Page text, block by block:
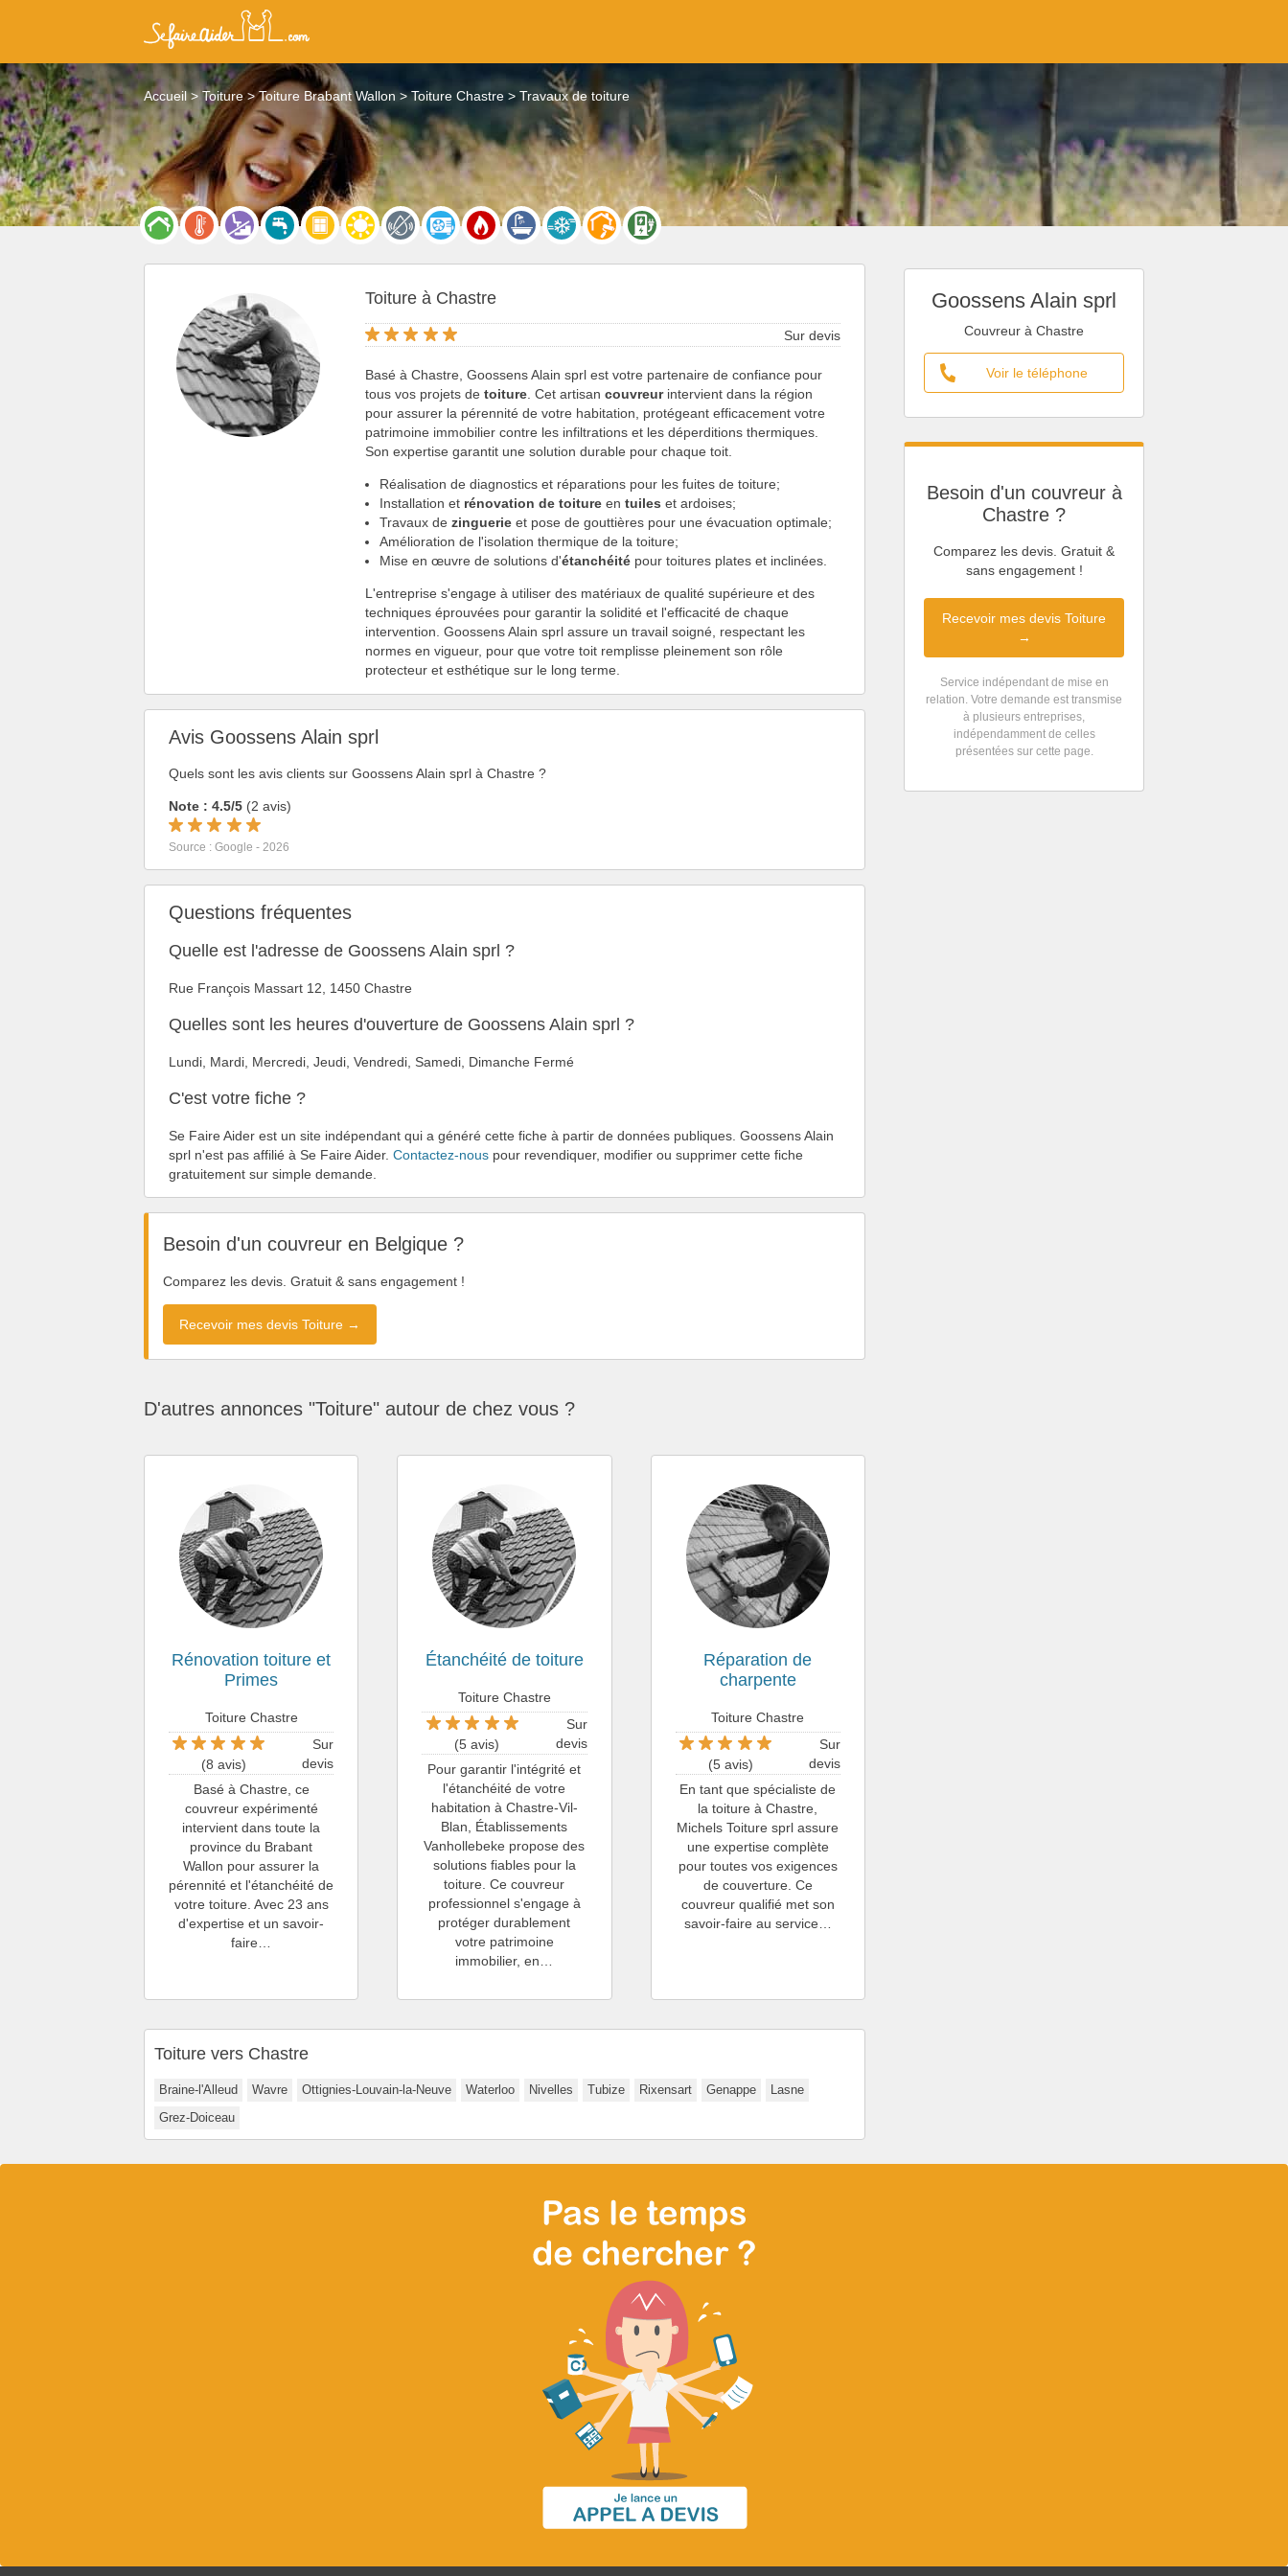
Accueil Toiture Toiture Brabant Wallon Toiture Chastre Travaux de toiture
Goossens Alain sprl
Couvreur à Chastre
Voir le téléphone
Besoin d'un couvreur à
Chastre ?
Comparez les devis. Gratuit &
sans engagement !
Recevoir mes devis Toiture
→
Service indépendant de mise en
relation. Votre demande est transmise
à plusieurs entreprises,
indépendamment de celles
présentées sur cette page.
Toiture à Chastre
Sur devis
Basé à Chastre, Goossens Alain sprl est votre partenaire de confiance pour
tous vos projets detoiture . Cet artisancouvreurintervient dans la région
pour assurer la pérennité de votre habitation, protégeant efficacement votre
patrimoine immobilier contre les infiltrations et les déperditions thermiques.
Son expertise garantit une solution durable pour chaque toit.
Réalisation de diagnostics et réparations pour les fuites de toiture;
Installation et rénovation de toiture entuiles et ardoises;
Travaux dezinguerie et pose de gouttières pour une évacuation optimale;
Amélioration de l'isolation thermique de la toiture;
Mise en œuvre de solutions d'étanchéité pour toitures plates et inclinées.
L'entreprise s'engage à utiliser des matériaux de qualité supérieure et des
techniques éprouvées pour garantir la solidité et l'efficacité de chaque
intervention. Goossens Alain sprl assure un travail soigné, respectant les
normes en vigueur, pour que votre toit remplisse pleinement son rôle
protecteur et esthétique sur le long terme.
Avis Goossens Alain sprl
Quels sont les avis clients sur Goossens Alain sprl à Chastre ?
Note : 4.5/5 (2 avis)
Source : Google - 2026
Questions fréquentes
Quelle est l'adresse de Goossens Alain sprl ?
Rue François Massart 12, 1450 Chastre
Quelles sont les heures d'ouverture de Goossens Alain sprl ?
Lundi, Mardi, Mercredi, Jeudi, Vendredi, Samedi, Dimanche Fermé
C'est votre fiche ?
Se Faire Aider est un site indépendant qui a généré cette fiche à partir de données publiques. Goossens Alain
sprl n'est pas affilié à Se Faire Aider. Contactez-nous pour revendiquer, modifier ou supprimer cette fiche
gratuitement sur simple demande.
Besoin d'un couvreur en Belgique ?
Comparez les devis. Gratuit & sans engagement !
Recevoir mes devis Toiture →
D'autres annonces "Toiture" autour de chez vous ?
Rénovation toiture et
Primes
Toiture Chastre
(8 avis)
Sur
devis
Basé à Chastre, ce
couvreur expérimenté
intervient dans toute la
province du Brabant
Wallon pour assurer la
pérennité et l'étanchéité de
votre toiture. Avec 23 ans
d'expertise et un savoir-
faire…
Étanchéité de toiture
Toiture Chastre
(5 avis)
Sur
devis
Pour garantir l'intégrité et
l'étanchéité de votre
habitation à Chastre-Vil-
Blan, Établissements
Vanhollebeke propose des
solutions fiables pour la
toiture. Ce couvreur
professionnel s'engage à
protéger durablement
votre patrimoine
immobilier, en…
Réparation de
charpente
Toiture Chastre
(5 avis)
Sur
devis
En tant que spécialiste de
la toiture à Chastre,
Michels Toiture sprl assure
une expertise complète
pour toutes vos exigences
de couverture. Ce
couvreur qualifié met son
savoir-faire au service…
Toiture vers Chastre
Braine-l'Alleud Wavre Ottignies-Louvain-la-Neuve Waterloo Nivelles Tubize Rixensart Genappe
Lasne
Grez-Doiceau